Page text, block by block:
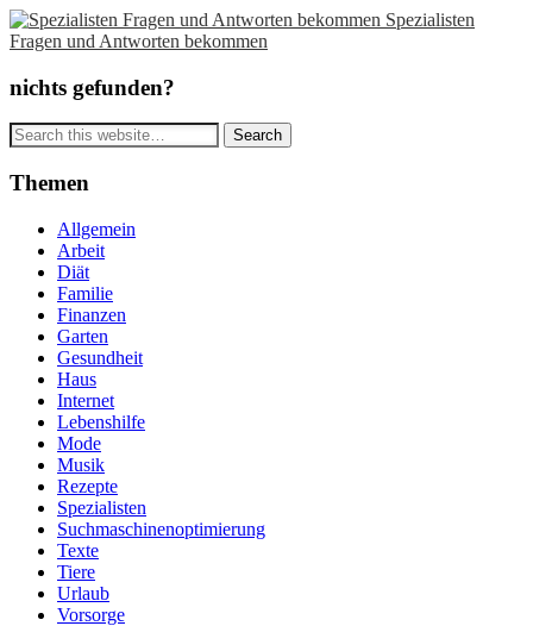
Spezialisten
Fragen und Antworten bekommen
nichts gefunden?
Themen
Allgemein
Arbeit
Diät
Familie
Finanzen
Garten
Gesundheit
Haus
Internet
Lebenshilfe
Mode
Musik
Rezepte
Spezialisten
Suchmaschinenoptimierung
Texte
Tiere
Urlaub
Vorsorge